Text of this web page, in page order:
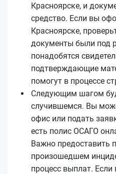
Красноярске, и
средство. Если вы
Красноярске,
документы были под
понадобятся
подтверждающие
помогут в процессе
Следующим шагом
случившемся. Вы
офис или подать
есть полис ОСАГО
Важно
произошедшем
процесс выплат.